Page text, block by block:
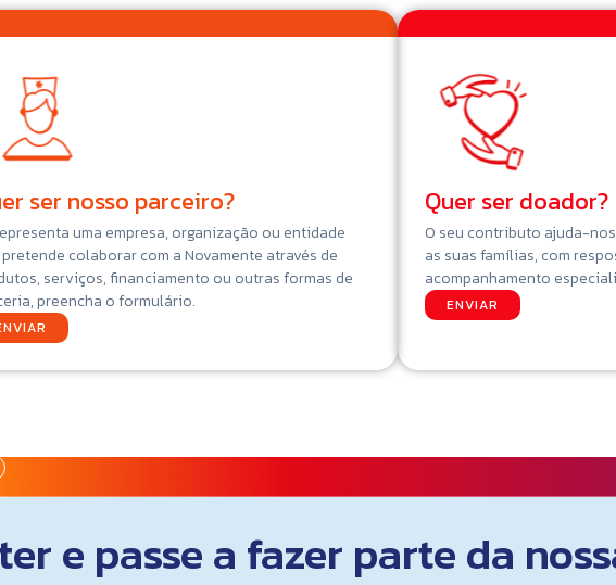
ser nosso parceiro?
uma empresa, organização ou entidade
colaborar com a Novamente através de
serviços, financiamento ou outras formas de
preencha o formulário.
Quer ser doador?
O seu contributo ajuda-
as suas famílias, com
acompanhamento
ENVIAR
e passe a fazer parte da